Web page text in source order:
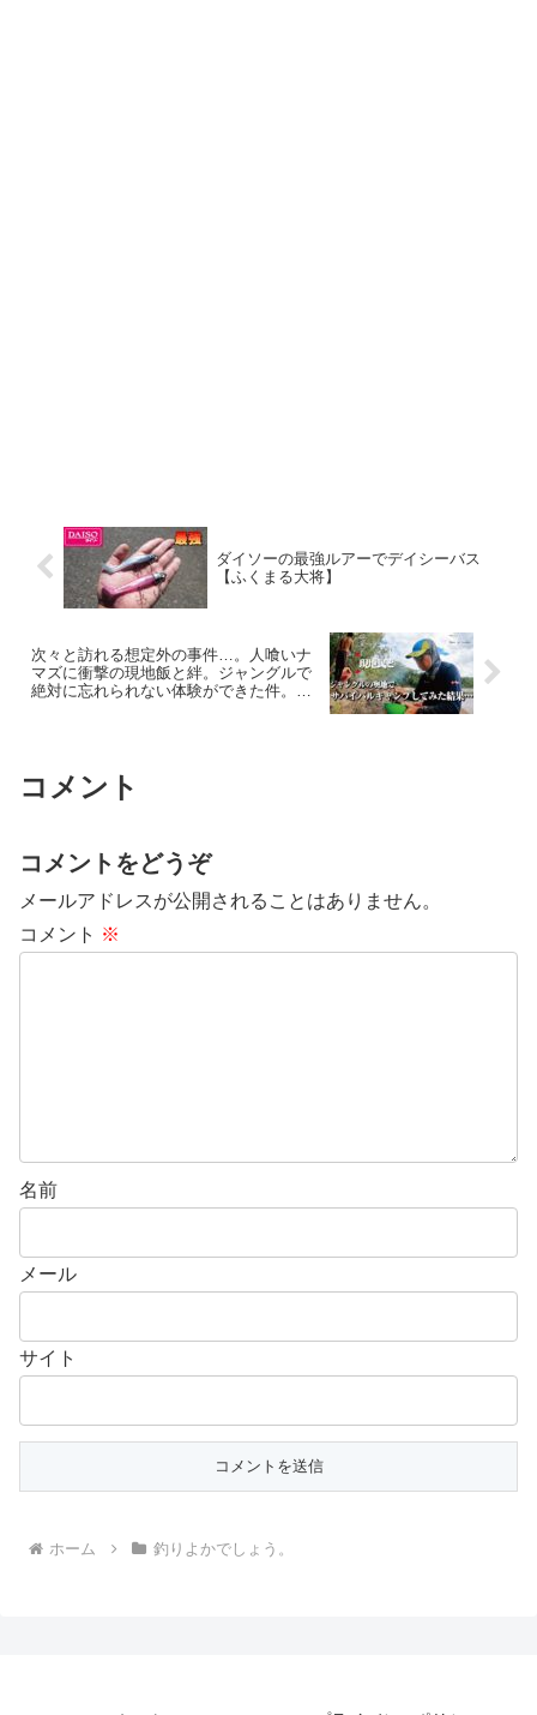
ダイソーの最強ルアーでデイシーバス
【ふくまる大将】
次々と訪れる想定外の事件…。人喰いナ
マズに衝撃の現地飯と絆。ジャングルで
絶対に忘れられない体験ができた件。
コメント
コメントをどうぞ
メールアドレスが公開されることはありません。
コメント ※
名前
メール
サイト
ホーム 釣りよかでしょう。